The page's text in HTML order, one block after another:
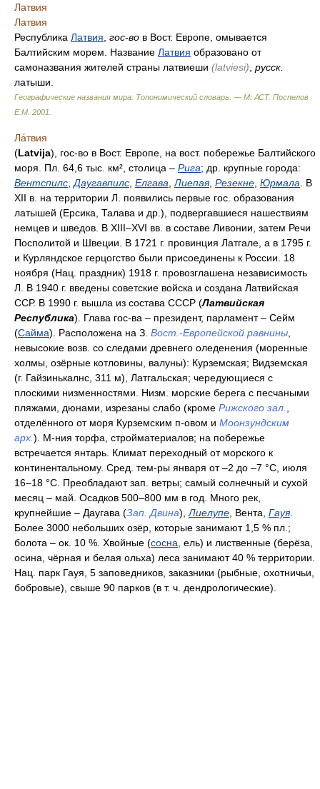
Латвия
Латвия
Республика Латвия гос-во в Вост. Европе, омывается
Балтийским морем. Название Латвия образовано от
самоназвания жителей страны латвиеши (latviesi) русск.
латыши.
Географические названия мира: Топонимический словарь. — М: АСТ. Поспелов
Е.М. 2001
Ла́твия
(Latvija), гос-во в Вост. Европе, на вост. побережье Балтийского
моря. Пл. 64,6 тыс. км², столица – Рига; др. крупные города:
Вентспилс Даугавпилс Елгава Лиепая, Резекне Юрмала . В
XII в. на территории Л. появились первые гос. образования
латышей (Ерсика, Талава и др.), подвергавшиеся нашествиям
немцев и шведов. В XIII–XVI вв. в составе Ливонии, затем Речи
Посполитой и Швеции. В 1721 г. провинция Латгале, а в 1795 г.
и Курляндское герцогство были присоединены к России. 18
ноября (Нац. праздник) 1918 г. провозглашена независимость
Л. В 1940 г. введены советские войска и создана Латвийская
ССР. В 1990 г. вышла из состава СССР (Латвийская
Республика). Глава гос-ва – президент, парламент – Сейм
(Сайма). Расположена на З. Вост.-Европейской равнины
невысокие возв. со следами древнего оледенения (моренные
холмы, озёрные котловины, валуны): Курземская; Видземская
(г. Гайзинькалнс, 311 м), Латгальская; чередующиеся с
плоскими низменностями. Низм. морские берега с песчаными
пляжами, дюнами, изрезаны слабо (кроме Рижского зал.
отделённого от моря Курземским п-овом и Моонзундским
арх. ). М-ния торфа, стройматериалов; на побережье
встречается янтарь. Климат переходный от морского к
континентальному. Сред. тем-ры января от –2 до –7 °С, июля
16–18 °С. Преобладают зап. ветры; самый солнечный и сухой
месяц – май. Осадков 500–800 мм в год. Много рек,
крупнейшие – Даугава (Зап. Двина), Лиелупе , Вента, Гауя.
Более 3000 небольших озёр, которые занимают 1,5 % пл.;
болота – ок. 10 %. Хвойные (сосна , ель) и лиственные (берёза,
осина, чёрная и белая ольха) леса занимают 40 % территории.
Нац. парк Гауя, 5 заповедников, заказники (рыбные, охотничьи,
бобровые), свыше 90 парков (в т. ч. дендрологические).